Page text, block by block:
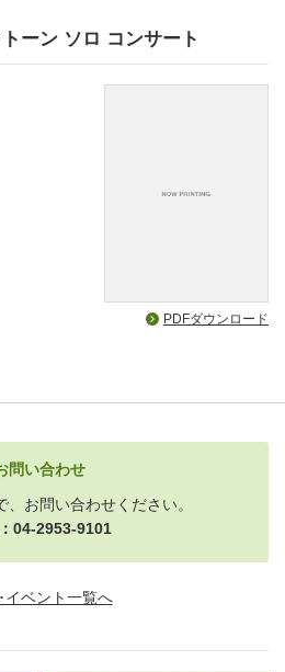
ーン ソロ コンサート
PDFダウンロード
問い合わせ
、お問い合わせください。
04-2953-9101
イベント一覧へ